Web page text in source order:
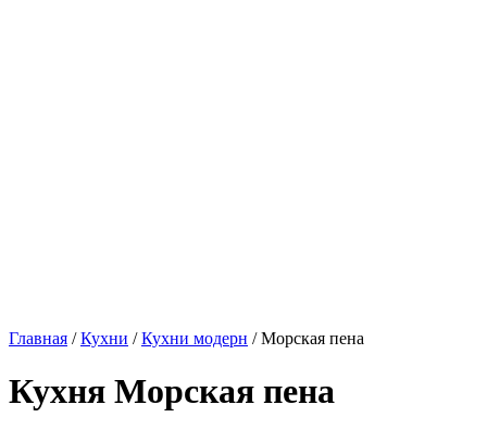
Главная /Кухни /Кухни модерн / Морская пена
Кухня Морская пена